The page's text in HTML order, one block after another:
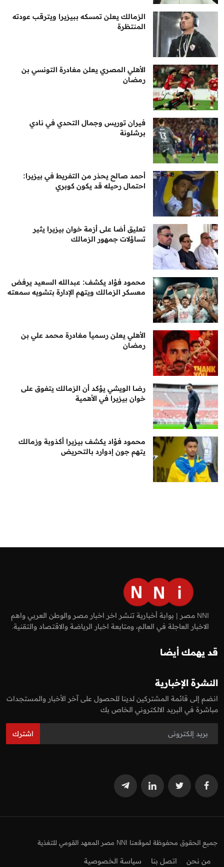
الزمالك يعلن تمسكه ببيزيرا ويترقب عودته
المنتظرة
الأهلي المصري يعلن مغادرة التونسي بن
رمضان
فيران توريس وجمال التحدي في نادي
برشلونة
أحمد صالح يحذر من التفريط في بيزيرا:
احتمال رحيله قد يكون كوبري
تعليق أضا على أزمة خوان بيزيرا يثير
تساؤلات جمهور الزمالك
محمود فؤاد يكشف: عبدالله السعيد يرفض
معسكر الزمالك ويتهم الإدارة بتشويه سمعته
الأهلي يعلن رسمياً مغادرة محمد علي بن
رمضان
رضا الويشي يؤكد أن الزمالك يتفوق على
خوان بيزيرا في الأهمية
محمود فؤاد يكشف بيزيرا أكذوبة وزمالك
يتهم جون إدوارد بالتحريض
NNI مصر | بوابة أخبارية تنشر اخر اخبار مصر والوطن العربي واهم
الاخبار العاجلة في العالم، ومتابعة اخبار الرياضة والاقتصاد والتقنية.
قد يهمك أيضا
النشرة الإخبارية
انضم إلى قائمة المشتركين لدينا للحصول على آخر الأخبار والمستجدات
مباشرة في البريد الالكتروني الخاص بك
اشترك
جميع الحقوق محفوظة لموقعنا NNI مصر المعهد القومي للتغذية
من نحن اتصل بنا سياسة الخصوصية